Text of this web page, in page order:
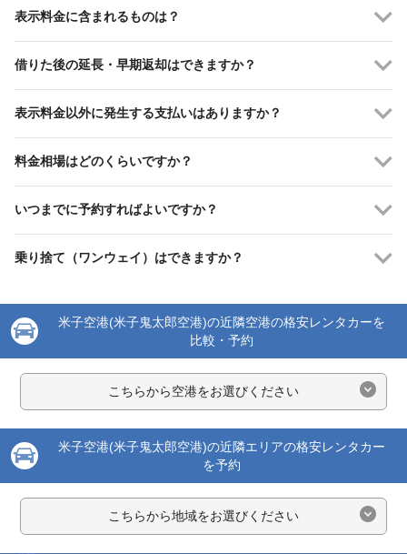
表示料金に含まれるものは？
借りた後の延長・早期返却はできますか？
表示料金以外に発生する支払いはありますか？
料金相場はどのくらいですか？
いつまでに予約すればよいですか？
乗り捨て（ワンウェイ）はできますか？
米子空港(米子鬼太郎空港)の近隣空港の格安レンタカーを
比較・予約
こちらから空港をお選びください
米子空港(米子鬼太郎空港)の近隣エリアの格安レンタカー
を予約
こちらから地域をお選びください